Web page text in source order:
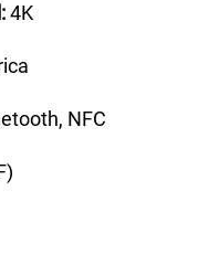
4K
NFC